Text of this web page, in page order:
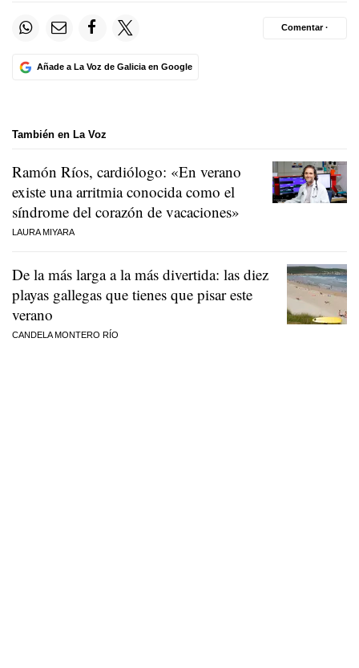
Añade a La Voz de Galicia en Google
Comentar ·
También en La Voz
Ramón Ríos, cardiólogo: «En verano
existe una arritmia conocida como el
síndrome del corazón de vacaciones»
LAURA MIYARA
De la más larga a la más divertida: las diez
playas gallegas que tienes que pisar este
verano
CANDELA MONTERO RÍO